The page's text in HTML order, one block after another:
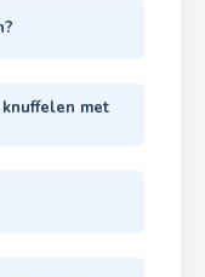
met